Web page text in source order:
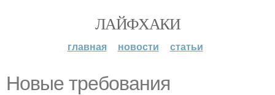
ЛАЙФХАКИ
главная новости статьи
Новые требования